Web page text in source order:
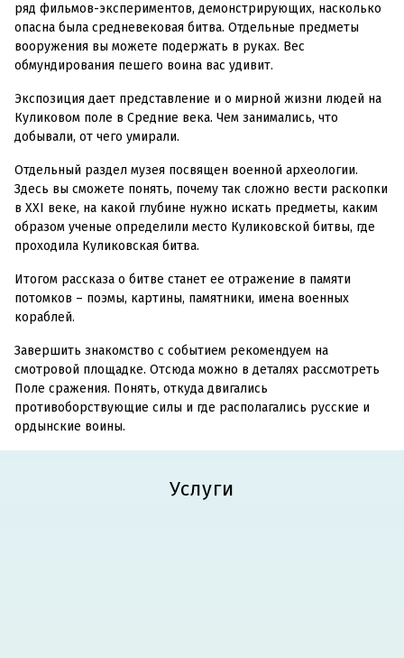
ряд фильмов-экспериментов, демонстрирующих, насколько
опасна была средневековая битва. Отдельные предметы
вооружения вы можете подержать в руках. Вес
обмундирования пешего воина вас удивит.
Экспозиция дает представление и о мирной жизни людей на
Куликовом поле в Средние века. Чем занимались, что
добывали, от чего умирали.
Отдельный раздел музея посвящен военной археологии.
Здесь вы сможете понять, почему так сложно вести раскопки
в XXI веке, на какой глубине нужно искать предметы, каким
образом ученые определили место Куликовской битвы, где
проходила Куликовская битва.
Итогом рассказа о битве станет ее отражение в памяти
потомков – поэмы, картины, памятники, имена военных
кораблей.
Завершить знакомство с событием рекомендуем на
смотровой площадке. Отсюда можно в деталях рассмотреть
Поле сражения. Понять, откуда двигались
противоборствующие силы и где располагались русские и
ордынские воины.
Услуги